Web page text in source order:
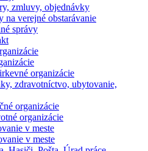
zmluvy, objednávky
na verejné obstarávanie
správy
organizácie
zdravotníctvo, ubytovanie,
organizácie
organizácie
v meste
v meste